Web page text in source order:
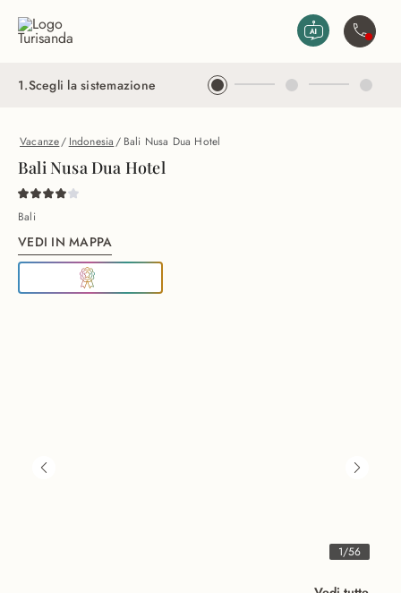
1.Scegli la sistemazione
Vacanze/ Indonesia/ Bali Nusa Dua Hotel
Bali Nusa Dua Hotel
Bali
VEDI IN MAPPA
1/56